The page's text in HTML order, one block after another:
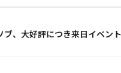
ブ、大好評につき来日イベン